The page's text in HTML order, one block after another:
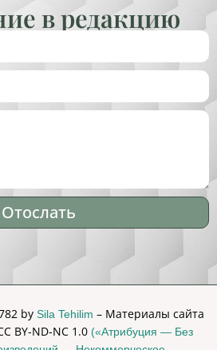
в редакцию
Отослать
by Sila Tehilim – Материалы сайта
BY-ND-NC 1.0 («Атрибуция — Без